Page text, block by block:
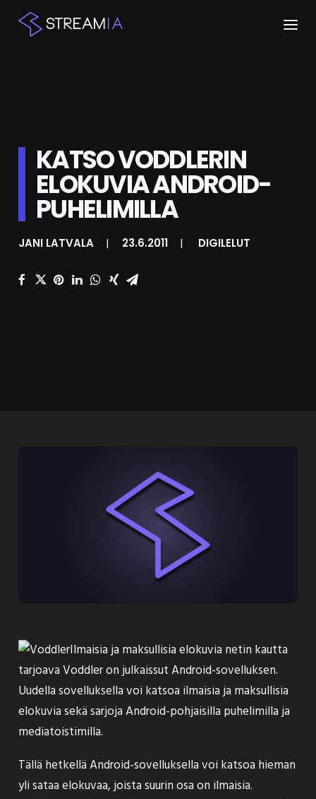
KESKUSTELU
SHOP
KATSO VODDLERIN
ELOKUVIA ANDROID-
PUHELIMILLA
JANI LATVALA | 23.6.2011 | DIGILELUT
Ilmaisia ja maksullisia elokuvia netin kautta
tarjoava Voddler onjulkaissutAndroid-sovelluksen.
Uudella sovelluksella voi katsoa ilmaisia ja maksullisia
elokuvia sekä sarjoja Android-pohjaisilla puhelimilla ja
mediatoistimilla.
Tällä hetkellä Android-sovelluksella voi katsoa hieman
yli sataa elokuvaa, joista suurin osa on ilmaisia.